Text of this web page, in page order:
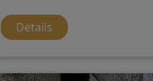
Details